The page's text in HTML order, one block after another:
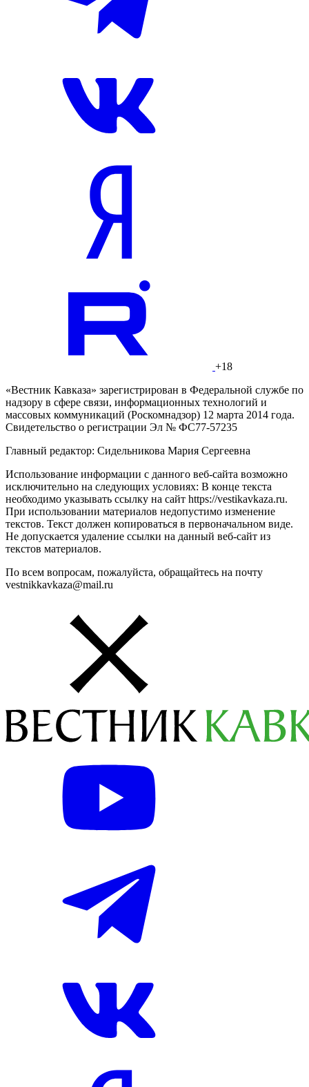
+18
«Вестник Кавказа» зарегистрирован в Федеральной службе по
надзору в сфере связи, информационных технологий и
массовых коммуникаций (Роскомнадзор) 12 марта 2014 года.
Свидетельство о регистрации Эл № ФС77-57235
Главный редактор: Сидельникова Мария Сергеевна
Использование информации с данного веб-сайта возможно
исключительно на следующих условиях: В конце текста
необходимо указывать ссылку на сайт https://vestikavkaza.ru.
При использовании материалов недопустимо изменение
текстов. Текст должен копироваться в первоначальном виде.
Не допускается удаление ссылки на данный веб-сайт из
текстов материалов.
По всем вопросам, пожалуйста, обращайтесь на почту
vestnikkavkaza@mail.ru